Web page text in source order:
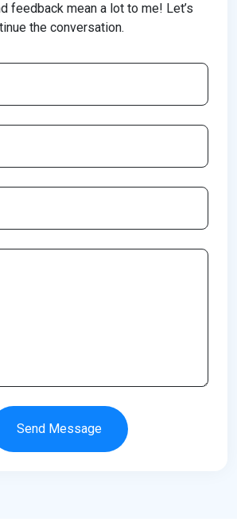
feedback mean a lot to me! Let’s
the conversation.
Send Message